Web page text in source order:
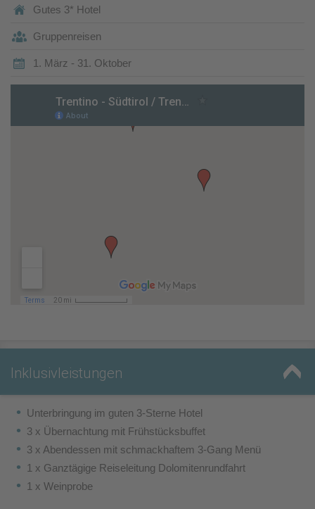
Gutes 3* Hotel
Gruppenreisen
1. März - 31. Oktober
Inklusivleistungen
Unterbringung im guten 3-Sterne Hotel
3 x Übernachtung mit Frühstücksbuffet
3 x Abendessen mit schmackhaftem 3-Gang Menü
1 x Ganztägige Reiseleitung Dolomitenrundfahrt
1 x Weinprobe